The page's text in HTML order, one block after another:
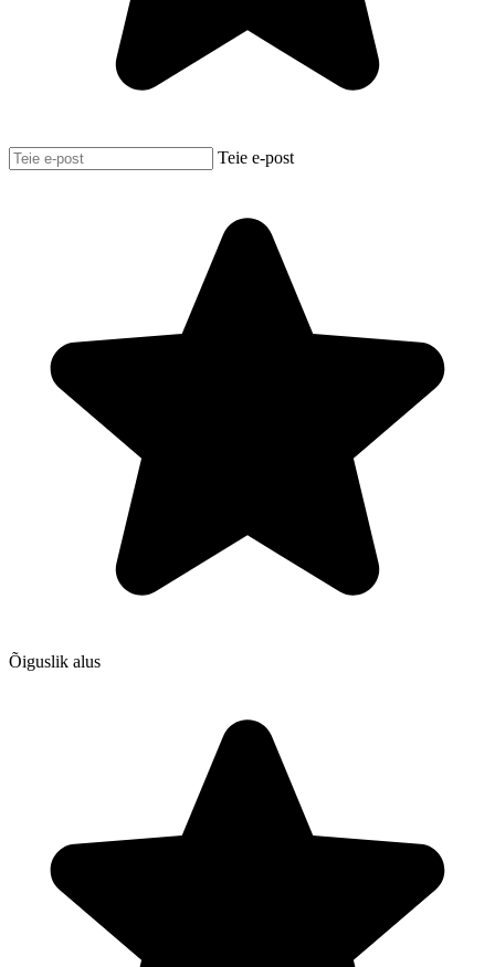
Teie e-post
Õiguslik alus